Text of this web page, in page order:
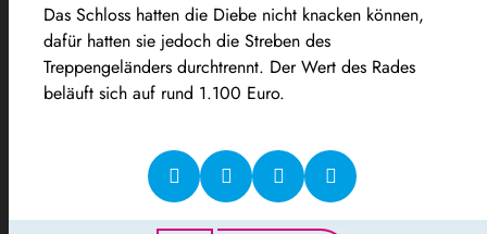
Das Schloss hatten die Diebe nicht knacken können,
dafür hatten sie jedoch die Streben des
Treppengeländers durchtrennt. Der Wert des Rades
beläuft sich auf rund 1.100 Euro.